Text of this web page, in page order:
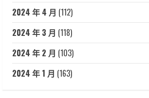
2024 年 4 月 (112)
2024 年 3 月 (118)
2024 年 2 月 (103)
2024 年 1 月 (163)